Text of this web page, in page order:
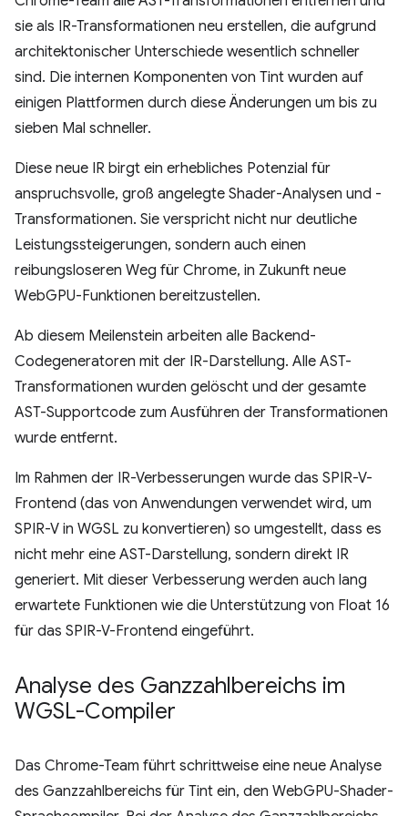
sie als IR-Transformationen neu erstellen, die aufgrund
architektonischer Unterschiede wesentlich schneller
sind. Die internen Komponenten von Tint wurden auf
einigen Plattformen durch diese Änderungen um bis zu
sieben Mal schneller.
Diese neue IR birgt ein erhebliches Potenzial für
anspruchsvolle, groß angelegte Shader-Analysen und -
Transformationen. Sie verspricht nicht nur deutliche
Leistungssteigerungen, sondern auch einen
reibungsloseren Weg für Chrome, in Zukunft neue
WebGPU-Funktionen bereitzustellen.
Ab diesem Meilenstein arbeiten alle Backend-
Codegeneratoren mit der IR-Darstellung. Alle AST-
Transformationen wurden gelöscht und der gesamte
AST-Supportcode zum Ausführen der Transformationen
wurde entfernt.
Im Rahmen der IR-Verbesserungen wurde das SPIR-V-
Frontend (das von Anwendungen verwendet wird, um
SPIR-V in WGSL zu konvertieren) so umgestellt, dass es
nicht mehr eine AST-Darstellung, sondern direkt IR
generiert. Mit dieser Verbesserung werden auch lang
erwartete Funktionen wie die Unterstützung von Float 16
für das SPIR-V-Frontend eingeführt.
Analyse des Ganzzahlbereichs im
WGSL-Compiler
Das Chrome-Team führt schrittweise eine neue Analyse
des Ganzzahlbereichs für Tint ein, den WebGPU-Shader-